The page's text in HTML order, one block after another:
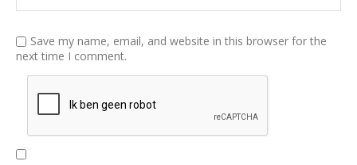
Save my name, email, and website in this browser for the
next time I comment.